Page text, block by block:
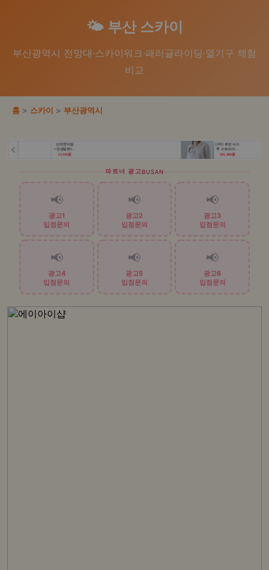
🌤️ 부산 스카이
부산광역시 전망대·스카이워크·패러글라이딩·열기구 체험
비교
홈 > 스카이 > 부산광역시
파트너 광고BUSAN
📢
광고1
입점문의
📢
광고2
입점문의
📢
광고3
입점문의
📢
광고4
입점문의
📢
광고5
입점문의
📢
광고6
입점문의